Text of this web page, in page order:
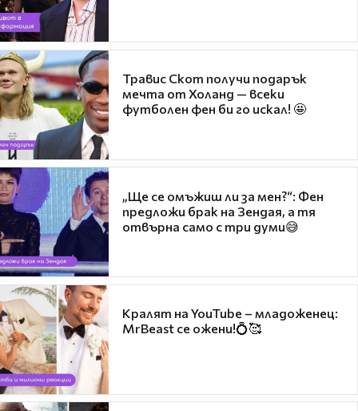
Травис Скот получи подарък
мечта от Холанд — всеки
футболен фен би го искал! 🤩
„Ще се омъжиш ли за мен?“: Фен
предложи брак на Зендая, а тя
отвърна само с три думи😅
Кралят на YouTube – младоженец:
MrBeast се ожени!💍🥰